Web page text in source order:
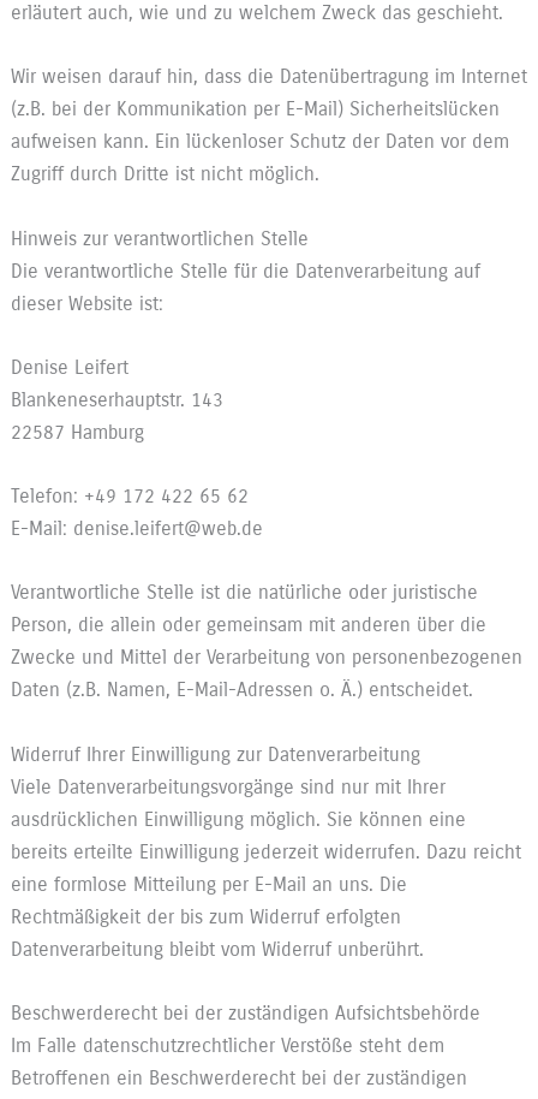
erläutert auch, wie und zu welchem Zweck das geschieht.
Wir weisen darauf hin, dass die Datenübertragung im Internet
(z.B. bei der Kommunikation per E-Mail) Sicherheitslücken
aufweisen kann. Ein lückenloser Schutz der Daten vor dem
Zugriff durch Dritte ist nicht möglich.
Hinweis zur verantwortlichen Stelle
Die verantwortliche Stelle für die Datenverarbeitung auf
dieser Website ist:
Denise Leifert
Blankeneserhauptstr. 143
22587 Hamburg
Telefon: +49 172 422 65 62
E-Mail: denise.leifert@web.de
Verantwortliche Stelle ist die natürliche oder juristische
Person, die allein oder gemeinsam mit anderen über die
Zwecke und Mittel der Verarbeitung von personenbezogenen
Daten (z.B. Namen, E-Mail-Adressen o. Ä.) entscheidet.
Widerruf Ihrer Einwilligung zur Datenverarbeitung
Viele Datenverarbeitungsvorgänge sind nur mit Ihrer
ausdrücklichen Einwilligung möglich. Sie können eine
bereits erteilte Einwilligung jederzeit widerrufen. Dazu reicht
eine formlose Mitteilung per E-Mail an uns. Die
Rechtmäßigkeit der bis zum Widerruf erfolgten
Datenverarbeitung bleibt vom Widerruf unberührt.
Beschwerderecht bei der zuständigen Aufsichtsbehörde
Im Falle datenschutzrechtlicher Verstöße steht dem
Betroffenen ein Beschwerderecht bei der zuständigen